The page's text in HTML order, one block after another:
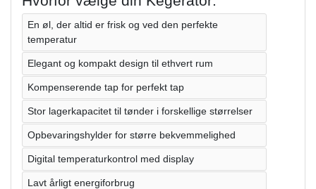
En øl, der altid er frisk og ved den perfekte
temperatur
Elegant og kompakt design til ethvert rum
Kompenserende tap for perfekt tap
Stor lagerkapacitet til tønder i forskellige størrelser
Opbevaringshylder for større bekvemmelighed
Digital temperaturkontrol med display
Lavt årligt energiforbrug